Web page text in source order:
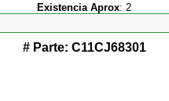
Existencia Aprox: 2
# Parte: C11CJ68301